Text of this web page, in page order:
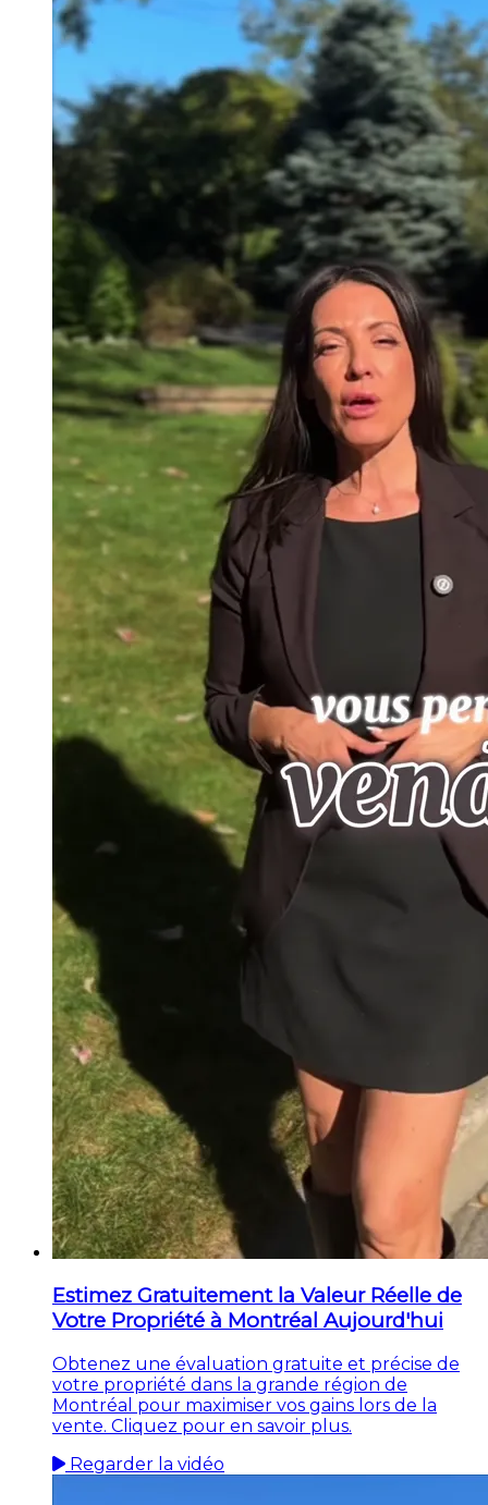
Estimez Gratuitement la Valeur Réelle de
Votre Propriété à Montréal Aujourd'hui
Obtenez une évaluation gratuite et précise de
votre propriété dans la grande région de
Montréal pour maximiser vos gains lors de la
vente. Cliquez pour en savoir plus.
Regarder la vidéo